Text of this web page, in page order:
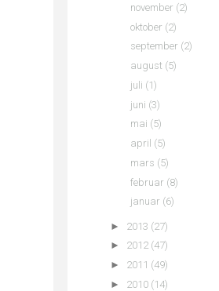
november (2)
oktober (2)
september (2)
august (5)
juli (1)
juni (3)
mai (5)
april (5)
mars (5)
februar (8)
januar (6)
► 2013 (27)
► 2012 (47)
► 2011 (49)
► 2010 (14)